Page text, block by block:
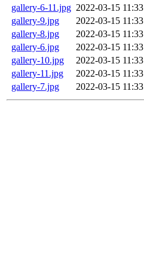
gallery-6-11.jpg 2022-03-15 11:33
gallery-9.jpg
2022-03-15 11:33
gallery-8.jpg
2022-03-15 11:33
gallery-6.jpg
2022-03-15 11:33
gallery-10.jpg
2022-03-15 11:33
gallery-11.jpg
2022-03-15 11:33
gallery-7.jpg
2022-03-15 11:33